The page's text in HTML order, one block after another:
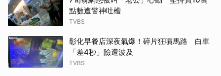
點數遭警神吐槽
TVBS
彰化早餐店深夜氣爆！碎片狂噴馬路 白車
「差4秒」險遭波及
TVBS